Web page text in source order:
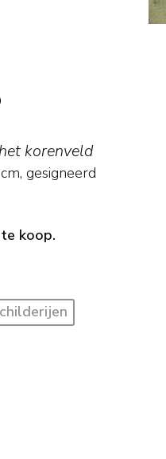
korenveld
cm, gesigneerd
koop.